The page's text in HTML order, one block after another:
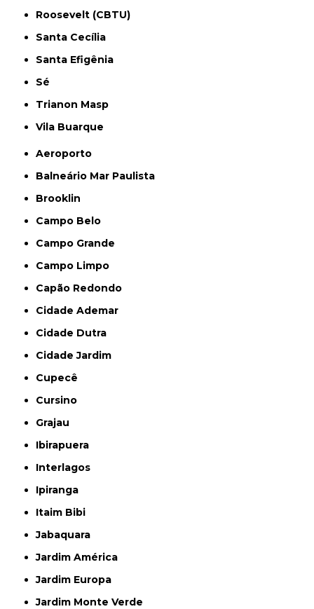
Roosevelt (CBTU)
Santa Cecília
Santa Efigênia
Sé
Trianon Masp
Vila Buarque
Aeroporto
Balneário Mar Paulista
Brooklin
Campo Belo
Campo Grande
Campo Limpo
Capão Redondo
Cidade Ademar
Cidade Dutra
Cidade Jardim
Cupecê
Cursino
Grajau
Ibirapuera
Interlagos
Ipiranga
Itaim Bibi
Jabaquara
Jardim América
Jardim Europa
Jardim Monte Verde